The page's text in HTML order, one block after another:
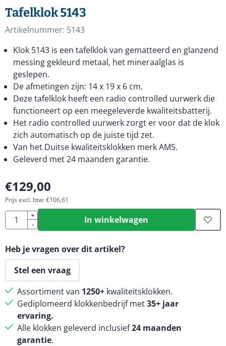
Tafelklok 5143
Artikelnummer: 5143
Klok 5143 is een tafelklok van gematteerd en glanzend
messing gekleurd metaal, het mineraalglas is
geslepen.
De afmetingen zijn: 14 x 19 x 6 cm.
Deze tafelklok heeft een radio controlled uurwerk die
functioneert op een meegeleverde kwaliteitsbatterij.
Het radio controlled uurwerk zorgt er voor dat de klok
zich automatisch op de juiste tijd zet.
Van het Duitse kwaliteitsklokken merk AMS.
Geleverd met 24 maanden garantie.
€129,00
Prijs excl. btw:€106,61
Aantal
+
-
In winkelwagen
Heb je vragen over dit artikel?
Stel een vraag
Assortiment van 1250+ kwaliteitsklokken.
Gediplomeerd klokkenbedrijf met35+ jaar
ervaring.
Alle klokken geleverd inclusief24 maanden
garantie.